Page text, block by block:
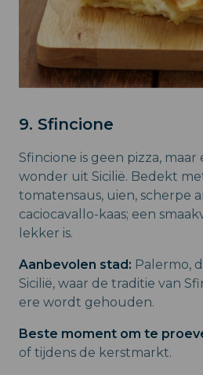
9. Sfincione
Sfincione is geen pizza,
wonder uit Sicilië. Bedekt
tomatensaus, uien, scherpe
caciocavallo-kaas; een
lekker is.
Aanbevolen stad: Palermo,
Sicilië, waar de traditie van
ere wordt gehouden.
Beste moment om te
of tijdens de kerstmarkt.